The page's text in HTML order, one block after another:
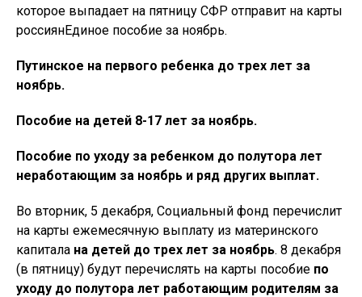
которое выпадает на пятницу СФР отправит на карты
россиянЕдиное пособие за ноябрь.
Путинское на первого ребенка до трех лет за
ноябрь.
Пособие на детей 8-17 лет за ноябрь.
Пособие по уходу за ребенком до полутора лет
неработающим за ноябрь и ряд других выплат.
Во вторник, 5 декабря, Социальный фонд перечислит
на карты ежемесячную выплату из материнского
капитала на детей до трех лет за ноябрь. 8 декабря
(в пятницу) будут перечислять на карты пособие по
уходу до полутора лет работающим родителям за